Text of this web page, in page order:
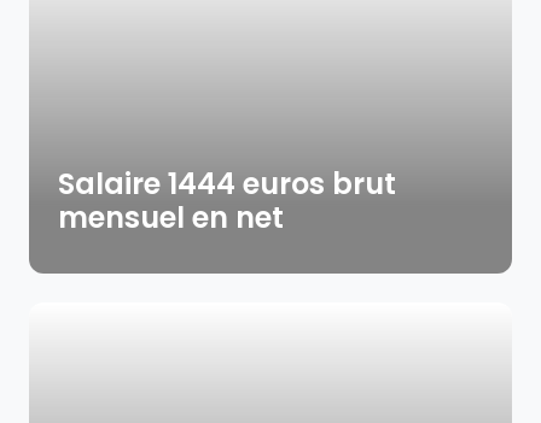
Salaire 1444 euros brut
mensuel en net